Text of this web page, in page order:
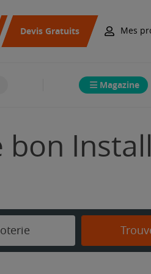
Devis Gratuits Mes
Magazine
bon